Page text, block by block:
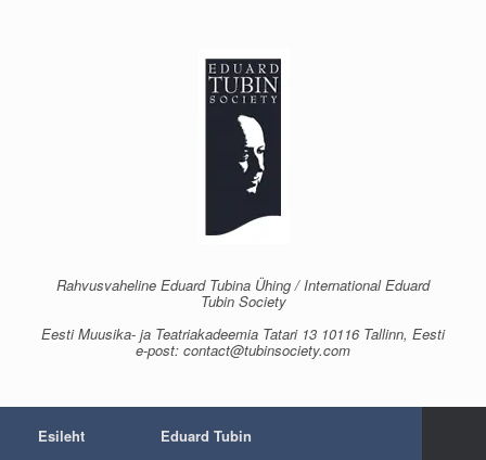
Rahvusvaheline Eduard Tubina Ühing / International Eduard
Tubin Society
Eesti Muusika- ja Teatriakadeemia Tatari 13 10116 Tallinn, Eesti
e-post: contact@tubinsociety.com
Esileht Eduard Tubin